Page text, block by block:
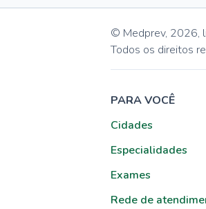
© Medprev, 2026,
Todos os direitos
PARA VOCÊ
Cidades
Especialidades
Exames
Rede de